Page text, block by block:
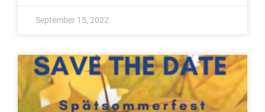
September 15, 2022